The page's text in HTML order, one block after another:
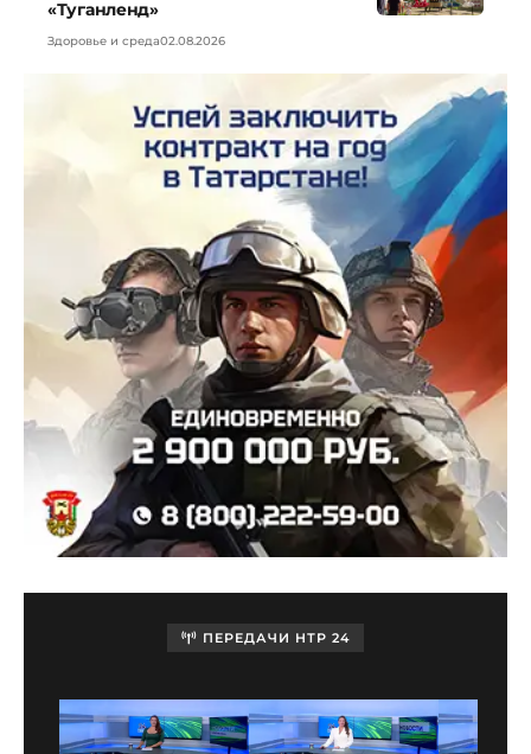
«Туганленд»
Здоровье и среда02.08.2026
ПЕРЕДАЧИ НТР 24